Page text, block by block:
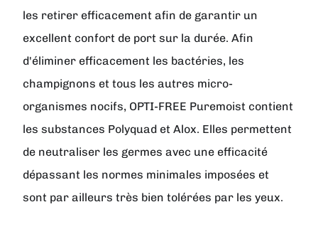
les retirer efficacement afin de garantir un
excellent confort de port sur la durée. Afin
d'éliminer efficacement les bactéries, les
champignons et tous les autres micro-
organismes nocifs, OPTI-FREE Puremoist contient
les substances Polyquad et Alox. Elles permettent
de neutraliser les germes avec une efficacité
dépassant les normes minimales imposées et
sont par ailleurs très bien tolérées par les yeux.